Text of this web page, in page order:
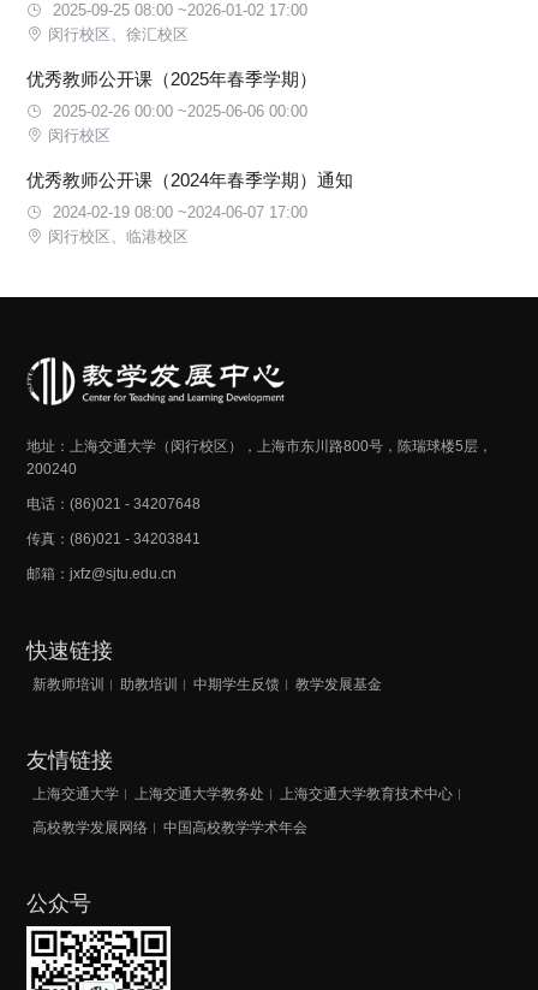
2025-09-25 08:00 ~2026-01-02 17:00
闵行校区、徐汇校区
优秀教师公开课（2025年春季学期）
2025-02-26 00:00 ~2025-06-06 00:00
闵行校区
优秀教师公开课（2024年春季学期）通知
2024-02-19 08:00 ~2024-06-07 17:00
闵行校区、临港校区
地址：上海交通大学（闵行校区），上海市东川路800号，陈瑞球楼5层，
200240
电话：(86)021 - 34207648
传真：(86)021 - 34203841
邮箱：jxfz@sjtu.edu.cn
快速链接
新教师培训 助教培训 中期学生反馈 教学发展基金
友情链接
上海交通大学 上海交通大学教务处
上海交通大学教育技术中心
高校教学发展网络
中国高校教学学术年会
公众号